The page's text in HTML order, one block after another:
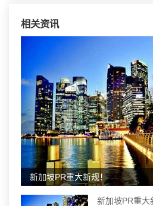
相关资讯
新加坡PR重大新规！
新加坡PR重大